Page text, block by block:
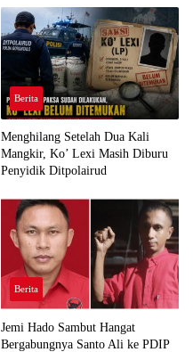
Berita
Menghilang Setelah Dua Kali
Mangkir, Ko’ Lexi Masih Diburu
Penyidik Ditpolairud
Berita
Jemi Hado Sambut Hangat
Bergabungnya Santo Ali ke PDIP